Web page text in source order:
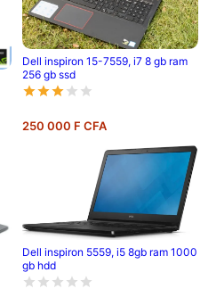
Dell inspiron 15-7559, i7 8 gb ram
256 gb ssd
250 000 F CFA
Dell inspiron 5559, i5 8gb ram 1000
gb hdd